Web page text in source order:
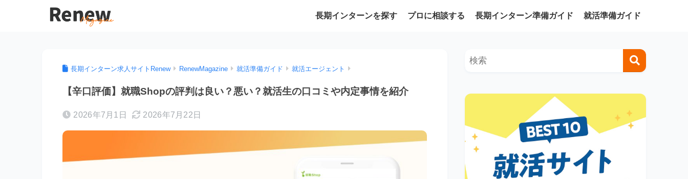
長期インターンを探す プロに相談する 長期インターン準備ガイド 就活準備ガイド
長期インターン求人サイトRenew RenewMagazine 就活準備ガイド 就活エージェント
【辛口評価】就職Shopの評判は良い？悪い？就活生の口コミや内定事情を紹介
2026年7月1日 2026年7月22日